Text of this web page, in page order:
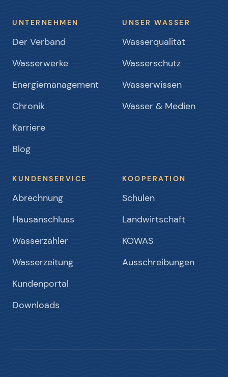
UNTERNEHMEN
Der Verband
Wasserwerke
Energiemanagement
Chronik
Karriere
Blog
UNSER WASSER
Wasserqualität
Wasserschutz
Wasserwissen
Wasser & Medien
KUNDENSERVICE
Abrechnung
Hausanschluss
Wasserzähler
Wasserzeitung
Kundenportal
Downloads
KOOPERATION
Schulen
Landwirtschaft
KOWAS
Ausschreibungen